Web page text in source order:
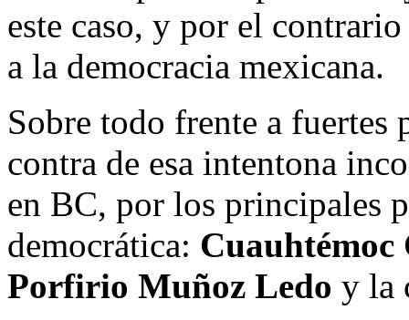
este caso, y por el
a la democracia mexicana.
Sobre todo frente a fuertes
contra de esa intentona
en BC, por los principales
democrática:
Porfirio Muñoz Ledo y la